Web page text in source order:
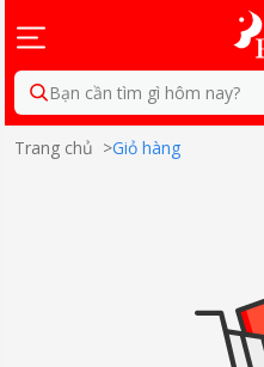
Bạn cần tìm gì hôm nay?
Trang chủ >Giỏ hàng